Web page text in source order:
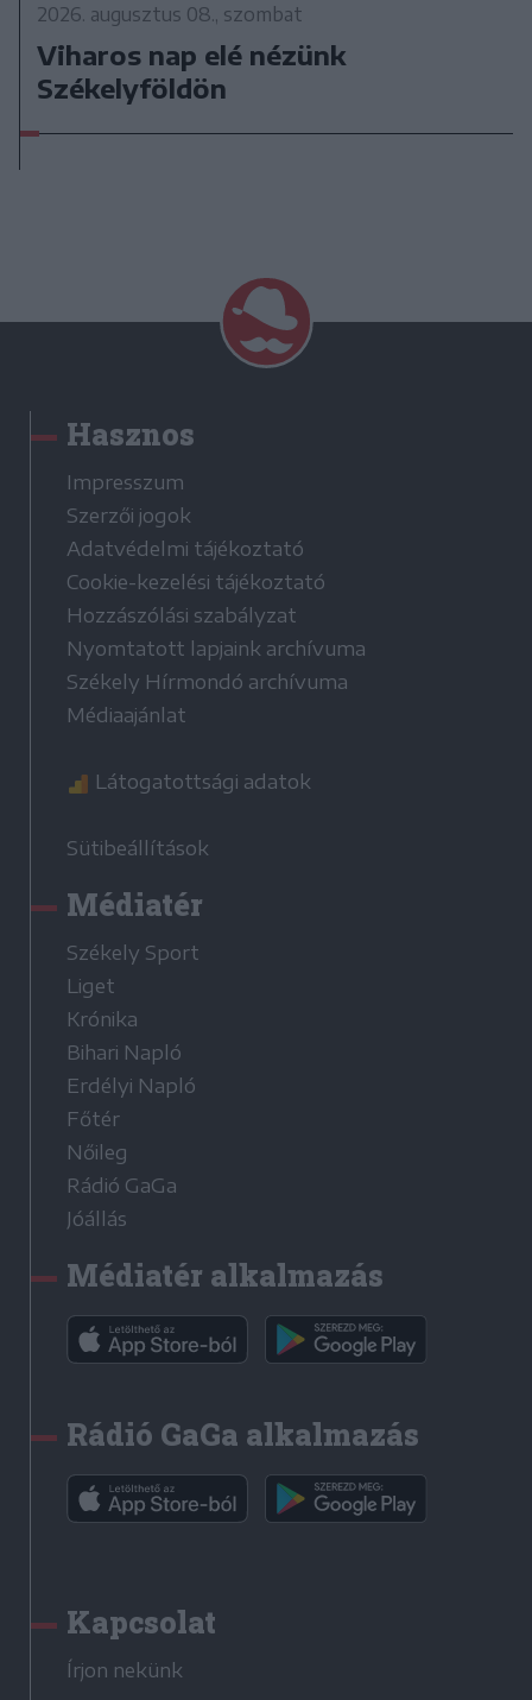
2026. augusztus 08., szombat
Viharos nap elé nézünk
Székelyföldön
Hasznos
Impresszum
Szerzői jogok
Adatvédelmi tájékoztató
Cookie-kezelési tájékoztató
Hozzászólási szabályzat
Nyomtatott lapjaink archívuma
Székely Hírmondó archívuma
Médiaajánlat
Látogatottsági adatok
Sütibeállítások
Médiatér
Székely Sport
Liget
Krónika
Bihari Napló
Erdélyi Napló
Főtér
Nőileg
Rádió GaGa
Jóállás
Médiatér alkalmazás
Rádió GaGa alkalmazás
Kapcsolat
Írjon nekünk